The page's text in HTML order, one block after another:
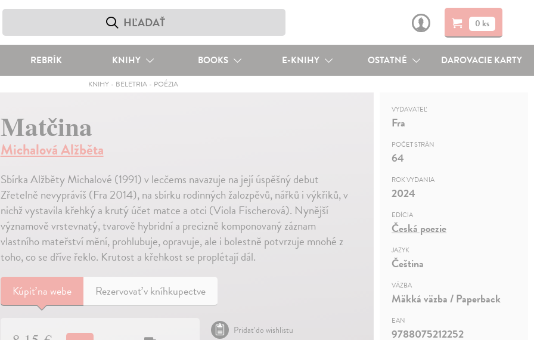
0 ks
REBRÍK KNIHY BOOKS E-KNIHY OSTATNÉ DAROVACIE KARTY
KNIHY - BELETRIA - POÉZIA
Matčina
Michalová Alžběta
Sbírka Alžběty Michalové (1991) v lecčems navazuje na její úspěšný debut
Zřetelně nevyprávíš (Fra 2014), na sbírku rodinných žalozpěvů, nářků i výkřiků, v
nichž vystavila křehký a krutý účet matce a otci (Viola Fischerová). Nynější
významově vrstevnatý, tvarově hybridní a precizně komponovaný záznam
vlastního mateřství mění, prohlubuje, opravuje, ale i bolestně potvrzuje mnohé z
toho, co se dříve řeklo. Krutost a křehkost se proplétají dál.
Kúpiťna webe Rezervovať v kníhkupectve
Pridať do wishlistu
VYDAVATEĽ
Fra
POČET STRÁN
64
ROK VYDANIA
2024
EDÍCIA
Česká poezie
JAZYK
Čeština
VÄZBA
Mäkká väzba / Paperback
EAN
9788075212252